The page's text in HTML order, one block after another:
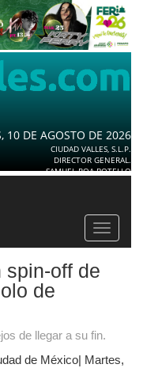
10 DE AGOSTO DE 2026
CIUDAD VALLES, S.L.P.
DIRECTOR GENERAL.
SAMUEL ROA BOTELLO
Toggle
spin-off de
de
de llegar a su fin.
de México| Martes,